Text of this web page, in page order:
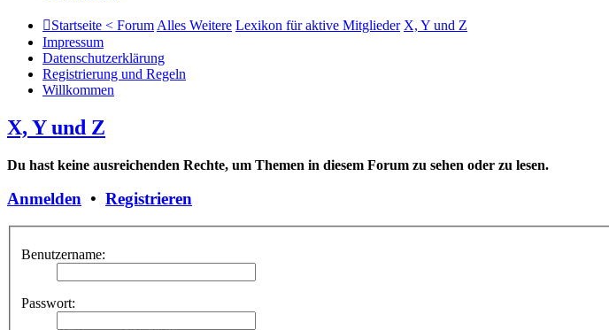
Startseite < Forum Alles Weitere Lexikon für aktive Mitglieder X, Y und Z
Impressum
Datenschutzerklärung
Registrierung und Regeln
Willkommen
X, Y und Z
Du hast keine ausreichenden Rechte, um Themen in diesem Forum zu sehen oder zu lesen.
Anmelden • Registrieren
Benutzername:
Passwort: